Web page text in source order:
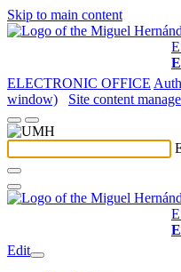
Skip to main content
ELECTRONIC OFFICE
window)
Site content
Edit